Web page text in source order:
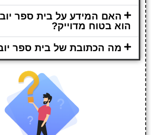
האם המידע על בית ספר
הוא בטוח מדוייק?
מה הכתובת של בית ספר